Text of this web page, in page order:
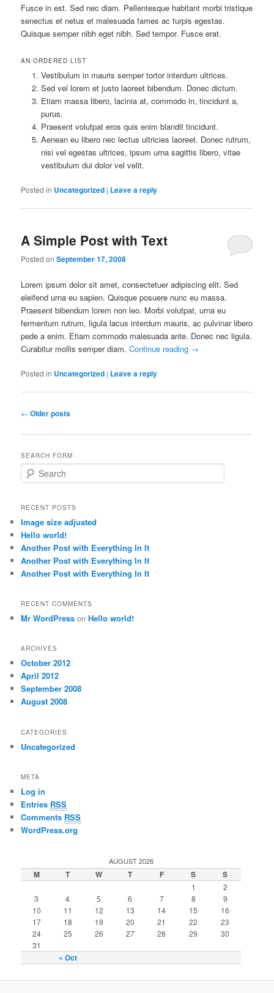
Fusce in est. Sed nec diam. Pellentesque habitant morbi tristique
senectus et netus et malesuada fames ac turpis egestas.
Quisque semper nibh eget nibh. Sed tempor. Fusce erat.
AN ORDERED LIST
Vestibulum in mauris semper tortor interdum ultrices.
Sed vel lorem et justo laoreet bibendum. Donec dictum.
Etiam massa libero, lacinia at, commodo in, tincidunt a,
purus.
Praesent volutpat eros quis enim blandit tincidunt.
Aenean eu libero nec lectus ultricies laoreet. Donec rutrum,
nisi vel egestas ultrices, ipsum urna sagittis libero, vitae
vestibulum dui dolor vel velit.
Posted in Uncategorized | Leave a reply
A Simple Post with Text
Posted onSeptember 17, 2008
Lorem ipsum dolor sit amet, consectetuer adipiscing elit. Sed
eleifend urna eu sapien. Quisque posuere nunc eu massa.
Praesent bibendum lorem non leo. Morbi volutpat, urna eu
fermentum rutrum, ligula lacus interdum mauris, ac pulvinar libero
pede a enim. Etiam commodo malesuada ante. Donec nec ligula.
Curabitur mollis semper diam.Continue reading →
Posted in Uncategorized | Leave a reply
Post
← Older posts
SEARCH FORM
e
r
h
RECENT POSTS
Image size adjusted
Hello world!
Another Post with Everything In It
Another Post with Everything In It
Another Post with Everything In It
RECENT COMMENTS
Mr WordPress onHello world!
ARCHIVES
October 2012
April 2012
September 2008
August 2008
CATEGORIES
Uncategorized
META
Log in
Entries RSS
Comments RSS
WordPress.org
AUGUST 2026
M T W T F S S
« Oct
1
2
3
4 5 6 7 8
9
10
11 12 13 14 15
16
17
18 19 20 21 22
23
24
25 26 27 28 29
30
31